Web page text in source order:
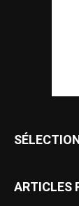
ARTICLES